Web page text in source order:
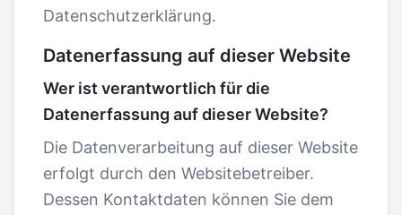
Datenschutzerklärung.
Datenerfassung auf dieser Website
Wer ist verantwortlich für die
Datenerfassung auf dieser Website?
Die Datenverarbeitung auf dieser Website
erfolgt durch den Websitebetreiber.
Dessen Kontaktdaten können Sie dem